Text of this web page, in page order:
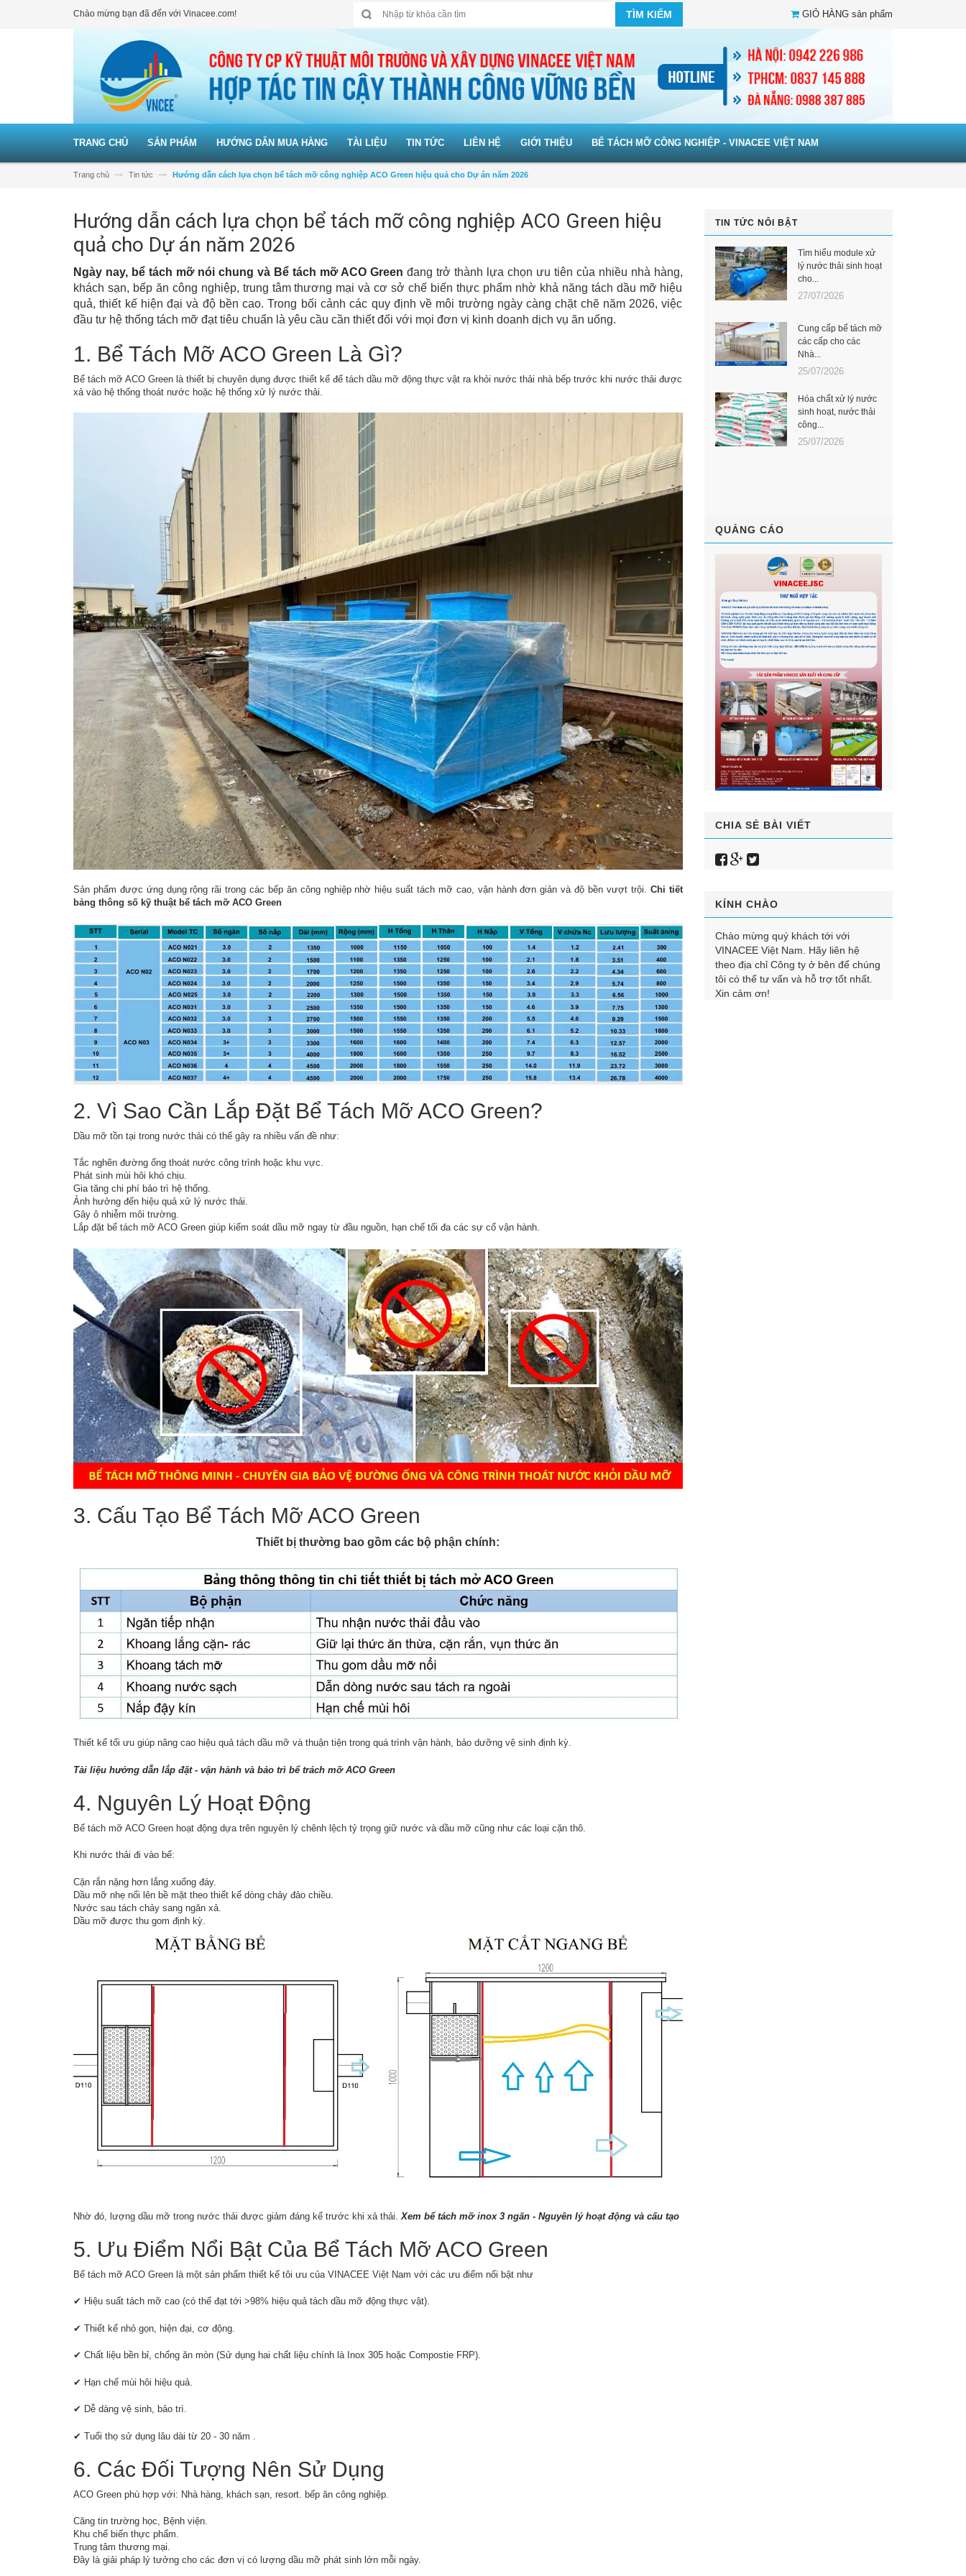
Chào mừng bạn đã đến với Vinacee.com! TÌM KIẾM GIỎ HÀNG sản phẩm
TRANG CHỦ SẢN PHẨM HƯỚNG DẪN MUA HÀNG TÀI LIỆU TIN TỨC LIÊN HỆ GIỚI THIỆU BỂ TÁCH MỠ CÔNG NGHIỆP - VINACEE VIỆT NAM
Trang chủ Tin tức Hướng dẫn cách lựa chọn bể tách mỡ công nghiệp ACO Green hiệu quả cho Dự án năm 2026
Hướng dẫn cách lựa chọn bể tách mỡ công nghiệp ACO Green hiệu
quả cho Dự án năm 2026
Ngày nay, bể tách mỡ nói chung và Bể tách mỡ ACO Green đang trở thành lựa chọn ưu tiên của nhiều nhà hàng,
khách sạn, bếp ăn công nghiệp, trung tâm thương mại và cơ sở chế biến thực phẩm nhờ khả năng tách dầu mỡ hiệu
quả, thiết kế hiện đại và độ bền cao. Trong bối cảnh các quy định về môi trường ngày càng chặt chẽ năm 2026, việc
đầu tư hệ thống tách mỡ đạt tiêu chuẩn là yêu cầu cần thiết đối với mọi đơn vị kinh doanh dịch vụ ăn uống.
1. Bể Tách Mỡ ACO Green Là Gì?
Bể tách mỡ ACO Green là thiết bị chuyên dụng được thiết kế để tách dầu mỡ động thực vật ra khỏi nước thải nhà bếp trước khi nước thải được
xả vào hệ thống thoát nước hoặc hệ thống xử lý nước thải.
Sản phẩm được ứng dụng rộng rãi trong các bếp ăn công nghiệp nhờ hiệu suất tách mỡ cao, vận hành đơn giản và độ bền vượt trội. Chi tiết
bảng thông số kỹ thuật bể tách mỡ ACO Green
2. Vì Sao Cần Lắp Đặt Bể Tách Mỡ ACO Green?
Dầu mỡ tồn tại trong nước thải có thể gây ra nhiều vấn đề như:
Tắc nghẽn đường ống thoát nước công trình hoặc khu vực.
Phát sinh mùi hôi khó chịu.
Gia tăng chi phí bảo trì hệ thống.
Ảnh hưởng đến hiệu quả xử lý nước thải.
Gây ô nhiễm môi trường.
Lắp đặt bể tách mỡ ACO Green giúp kiểm soát dầu mỡ ngay từ đầu nguồn, hạn chế tối đa các sự cố vận hành.
3. Cấu Tạo Bể Tách Mỡ ACO Green
Thiết bị thường bao gồm các bộ phận chính:
Thiết kế tối ưu giúp nâng cao hiệu quả tách dầu mỡ và thuận tiện trong quá trình vận hành, bảo dưỡng vệ sinh định kỳ.
Tài liệu hướng dẫn lắp đặt - vận hành và bảo trì bể trách mỡ ACO Green
4. Nguyên Lý Hoạt Động
Bể tách mỡ ACO Green hoạt động dựa trên nguyên lý chênh lệch tỷ trọng giữ nước và dầu mỡ cũng như các loại cặn thô.
Khi nước thải đi vào bể:
Cặn rắn nặng hơn lắng xuống đáy.
Dầu mỡ nhẹ nổi lên bề mặt theo thiết kế dòng chảy đảo chiều.
Nước sau tách chảy sang ngăn xả.
Dầu mỡ được thu gom định kỳ.
Nhờ đó, lượng dầu mỡ trong nước thải được giảm đáng kể trước khi xả thải. Xem bể tách mỡ inox 3 ngăn - Nguyên lý hoạt động và cấu tạo
5. Ưu Điểm Nổi Bật Của Bể Tách Mỡ ACO Green
Bể tách mỡ ACO Green là một sản phẩm thiết kế tôi ưu của VINACEE Việt Nam với các ưu điểm nổi bật như
✔ Hiệu suất tách mỡ cao (có thể đạt tới >98% hiệu quả tách dầu mỡ động thực vật).
✔ Thiết kế nhỏ gọn, hiện đại, cơ động.
✔ Chất liệu bền bỉ, chống ăn mòn (Sử dụng hai chất liệu chính là Inox 305 hoặc Compostie FRP).
✔ Hạn chế mùi hôi hiệu quả.
✔ Dễ dàng vệ sinh, bảo trì.
✔ Tuổi thọ sử dụng lâu dài từ 20 - 30 năm .
6. Các Đối Tượng Nên Sử Dụng
ACO Green phù hợp với: Nhà hàng, khách sạn, resort. bếp ăn công nghiệp.
Căng tin trường học, Bệnh viện.
Khu chế biến thực phẩm.
Trung tâm thương mại.
Đây là giải pháp lý tưởng cho các đơn vị có lượng dầu mỡ phát sinh lớn mỗi ngày.
TIN TỨC NỔI BẬT
Tìm hiểu module xử
lý nước thải sinh hoạt
cho...
27/07/2026
Cung cấp bể tách mỡ
các cấp cho các
Nhà...
25/07/2026
Hóa chất xử lý nước
sinh hoạt, nước thải
công...
25/07/2026
QUẢNG CÁO
CHIA SẺ BÀI VIẾT
KÍNH CHÀO
Chào mừng quý khách tới với
VINACEE Việt Nam. Hãy liên hệ
theo địa chỉ Công ty ở bên để chúng
tôi có thể tư vấn và hỗ trợ tốt nhất.
Xin cảm ơn!